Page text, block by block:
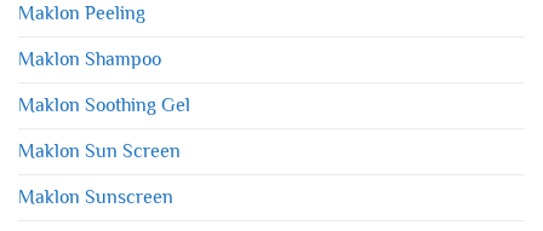
Maklon Peeling
Maklon Shampoo
Maklon Soothing Gel
Maklon Sun Screen
Maklon Sunscreen